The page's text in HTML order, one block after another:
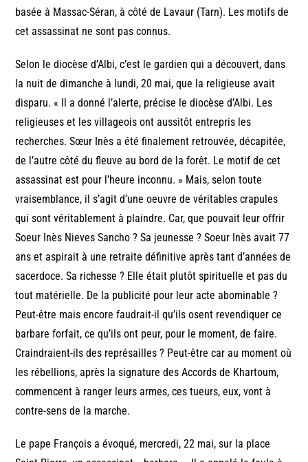
basée à Massac-Séran, à côté de Lavaur (Tarn). Les motifs de
cet assassinat ne sont pas connus.
Selon le diocèse d’Albi, c’est le gardien qui a découvert, dans
la nuit de dimanche à lundi, 20 mai, que la religieuse avait
disparu. « Il a donné l’alerte, précise le diocèse d’Albi. Les
religieuses et les villageois ont aussitôt entrepris les
recherches. Sœur Inès a été finalement retrouvée, décapitée,
de l’autre côté du fleuve au bord de la forêt. Le motif de cet
assassinat est pour l’heure inconnu. » Mais, selon toute
vraisemblance, il s’agit d’une oeuvre de véritables crapules
qui sont véritablement à plaindre. Car, que pouvait leur offrir
Soeur Inès Nieves Sancho ? Sa jeunesse ? Soeur Inès avait 77
ans et aspirait à une retraite définitive après tant d’années de
sacerdoce. Sa richesse ? Elle était plutôt spirituelle et pas du
tout matérielle. De la publicité pour leur acte abominable ?
Peut-être mais encore faudrait-il qu’ils osent revendiquer ce
barbare forfait, ce qu’ils ont peur, pour le moment, de faire.
Craindraient-ils des représailles ? Peut-être car au moment où
les rébellions, après la signature des Accords de Khartoum,
commencent à ranger leurs armes, ces tueurs, eux, vont à
contre-sens de la marche.
Le pape François a évoqué, mercredi, 22 mai, sur la place